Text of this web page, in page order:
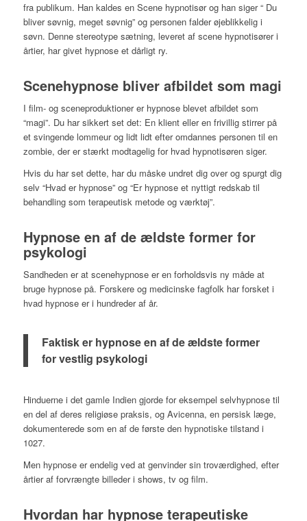
fra publikum. Han kaldes en Scene hypnotisør og han siger “ Du
bliver søvnig, meget søvnig” og personen falder øjeblikkelig i
søvn. Denne stereotype sætning, leveret af scene hypnotisører i
årtier, har givet hypnose et dårligt ry.
Scenehypnose bliver afbildet som magi
I film- og sceneproduktioner er hypnose blevet afbildet som
“magi”. Du har sikkert set det: En klient eller en frivillig stirrer på
et svingende lommeur og lidt lidt efter omdannes personen til en
zombie, der er stærkt modtagelig for hvad hypnotisøren siger.
Hvis du har set dette, har du måske undret dig over og spurgt dig
selv “Hvad er hypnose” og “Er hypnose et nyttigt redskab til
behandling som terapeutisk metode og værktøj”.
Hypnose en af de ældste former for
psykologi
Sandheden er at scenehypnose er en forholdsvis ny måde at
bruge hypnose på. Forskere og medicinske fagfolk har forsket i
hvad hypnose er i hundreder af år.
Faktisk er hypnose en af ​​de ældste former
for vestlig psykologi
Hinduerne i det gamle Indien gjorde for eksempel selvhypnose til
en del af deres religiøse praksis, og Avicenna, en persisk læge,
dokumenterede som en af de første den hypnotiske tilstand i
1027.
Men hypnose er endelig ved at genvinder sin troværdighed, efter
årtier af forvrængte billeder i shows, tv og film.
Hvordan har hypnose terapeutiske